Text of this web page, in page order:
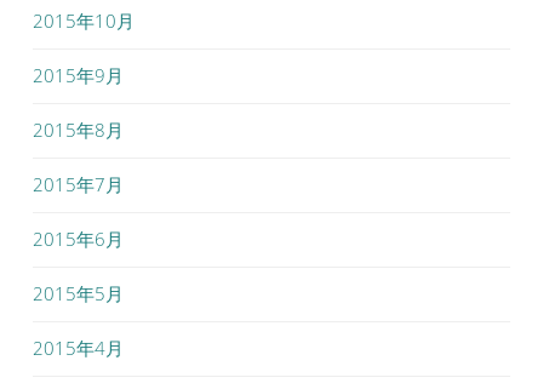
2015年10月
2015年9月
2015年8月
2015年7月
2015年6月
2015年5月
2015年4月